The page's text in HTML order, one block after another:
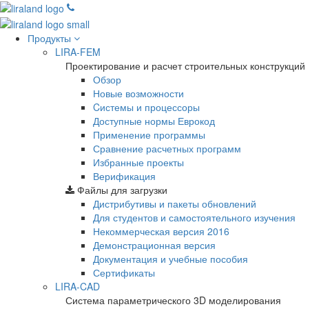
Продукты
LIRA-FEM
Проектирование и расчет строительных конструкций
Обзор
Новые возможности
Cистемы и процессоры
Доступные нормы Еврокод
Применение программы
Сравнение расчетных программ
Избранные проекты
Верификация
Файлы для загрузки
Дистрибутивы и пакеты обновлений
Для студентов и самостоятельного изучения
Некоммерческая версия 2016
Демонстрационная версия
Документация и учебные пособия
Сертификаты
LIRA-CAD
Система параметрического 3D моделирования